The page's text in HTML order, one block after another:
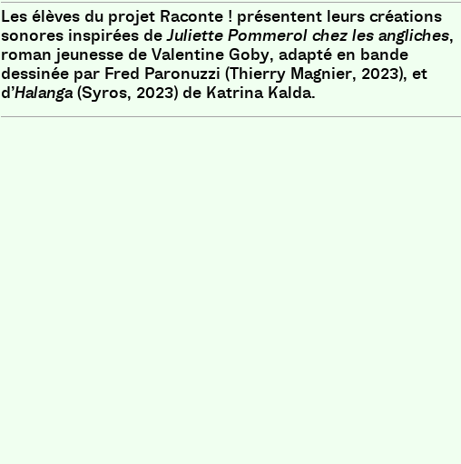
Les élèves du projet Raconte ! présentent leurs créations
sonores inspirées deJuliette Pommerol chez les angliches,
roman jeunesse de Valentine Goby, adapté en bande
dessinée par Fred Paronuzzi (Thierry Magnier, 2023), et
d’Halanga (Syros, 2023) de Katrina Kalda.